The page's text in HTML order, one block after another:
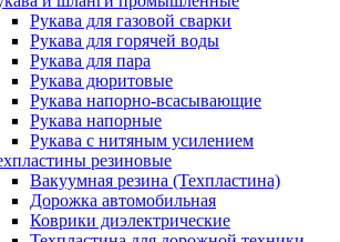
Рукава для газовой сварки
Рукава для горячей воды
Рукава для пара
Рукава дюритовые
Рукава напорно-всасывающие
Рукава напорные
Рукава с нитяным усилением
резиновые
Вакуумная резина (Техпластина)
Дорожка автомобильная
Коврики диэлектрические